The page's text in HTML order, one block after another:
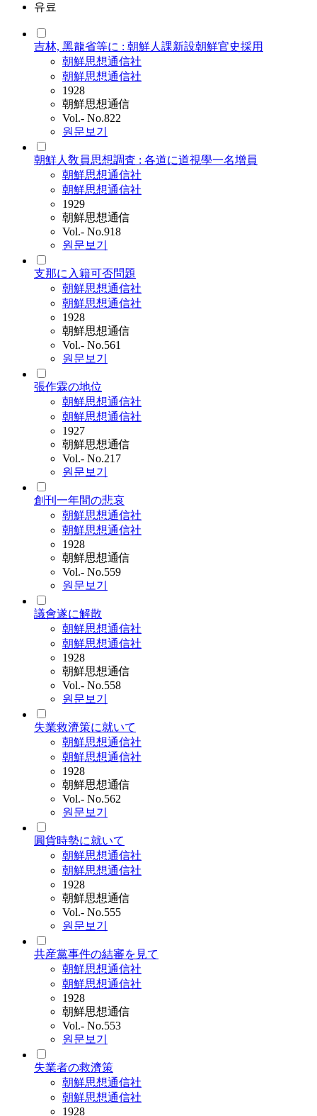
유료
吉林, 黑龍省等に : 朝鮮人課新設朝鮮官史採用
朝鮮思想通信社
朝鮮思想通信社
1928
朝鮮思想通信
Vol.- No.822
원문보기
朝鮮人敎員思想調査 : 各道に道視學一名增員
朝鮮思想通信社
朝鮮思想通信社
1929
朝鮮思想通信
Vol.- No.918
원문보기
支那に入籍可否問題
朝鮮思想通信社
朝鮮思想通信社
1928
朝鮮思想通信
Vol.- No.561
원문보기
張作霖の地位
朝鮮思想通信社
朝鮮思想通信社
1927
朝鮮思想通信
Vol.- No.217
원문보기
創刊一年間の悲哀
朝鮮思想通信社
朝鮮思想通信社
1928
朝鮮思想通信
Vol.- No.559
원문보기
議會遂に解散
朝鮮思想通信社
朝鮮思想通信社
1928
朝鮮思想通信
Vol.- No.558
원문보기
失業救濟策に就いて
朝鮮思想通信社
朝鮮思想通信社
1928
朝鮮思想通信
Vol.- No.562
원문보기
圓貨時勢に就いて
朝鮮思想通信社
朝鮮思想通信社
1928
朝鮮思想通信
Vol.- No.555
원문보기
共産黨事件の結審を見て
朝鮮思想通信社
朝鮮思想通信社
1928
朝鮮思想通信
Vol.- No.553
원문보기
失業者の救濟策
朝鮮思想通信社
朝鮮思想通信社
1928